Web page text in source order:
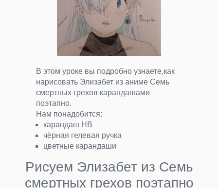
В этом уроке вы подробно узнаете,как
нарисовать Элизабет из аниме Семь
смертных грехов карандашами
поэтапно.
Нам понадобится:
карандаш НВ
чёрная гелевая ручка
цветные карандаши
Рисуем Элизабет из Семь
смертных грехов поэтапно